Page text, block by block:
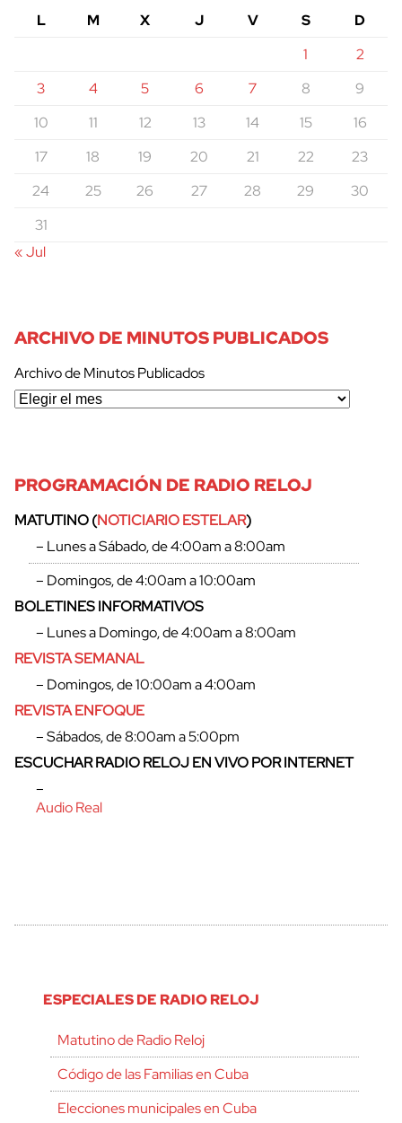
L M X J V S
D
1
2
3
4 5 6 7 8
9
10
11 12 13 14 15
16
17
18 19 20 21 22
23
24
25 26 27 28 29
30
31
« Jul
ARCHIVO DE MINUTOS PUBLICADOS
Archivo de Minutos Publicados
PROGRAMACIÓN DE RADIO RELOJ
MATUTINO (NOTICIARIO ESTELAR)
– Lunes a Sábado, de 4:00am a 8:00am
– Domingos, de 4:00am a 10:00am
BOLETINES INFORMATIVOS
– Lunes a Domingo, de 4:00am a 8:00am
REVISTA SEMANAL
– Domingos, de 10:00am a 4:00am
REVISTA ENFOQUE
– Sábados, de 8:00am a 5:00pm
ESCUCHAR RADIO RELOJ EN VIVO POR INTERNET
–
Audio Real
ESPECIALES DE RADIO RELOJ
Matutino de Radio Reloj
Código de las Familias en Cuba
Elecciones municipales en Cuba